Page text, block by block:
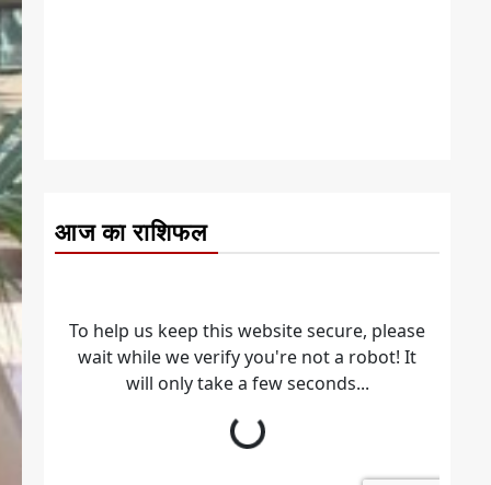
आज का राशिफल